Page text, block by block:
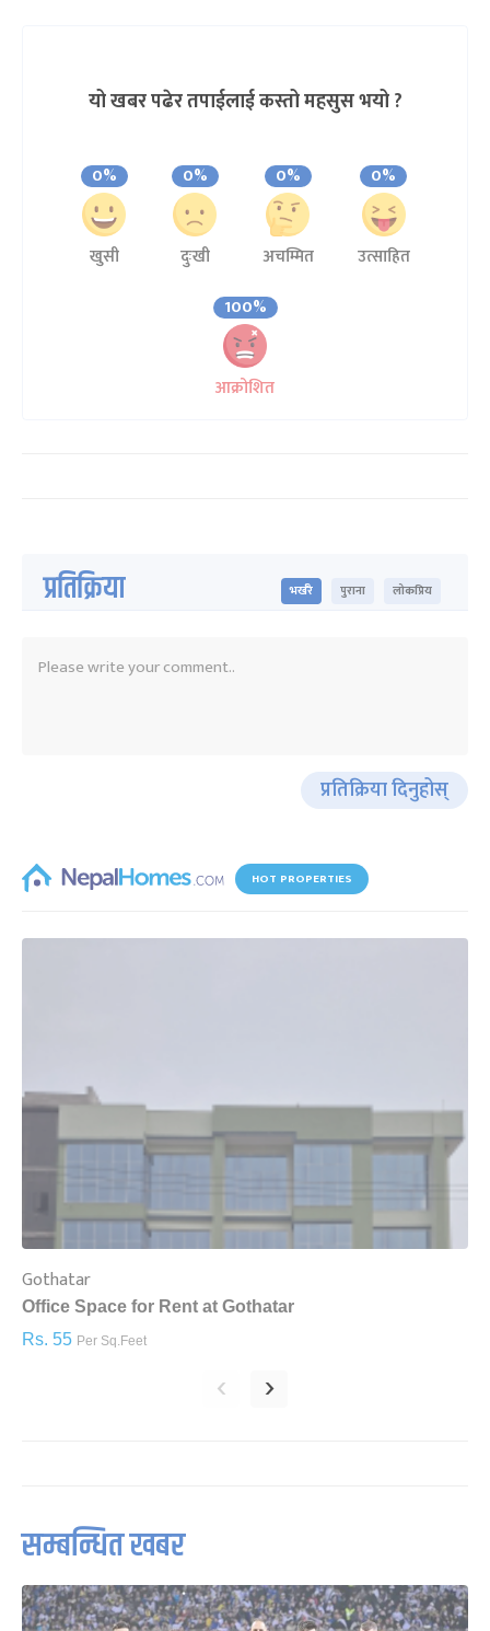
यो खबर पढेर तपाईलाई कस्तो महसुस भयो ?
0%
खुसी
0%
दुःखी
0%
अचम्मित
0%
उत्साहित
100%
आक्रोशित
प्रतिक्रिया भर्खरै पुराना लोकप्रिय
प्रतिक्रिया दिनुहोस्
HOT PROPERTIES
Gothatar
Office Space for Rent at Gothatar
Rs. 55 Per Sq.Feet
‹ ›
सम्बन्धित खबर